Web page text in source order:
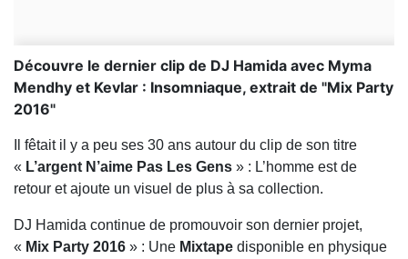
Découvre le dernier clip de DJ Hamida avec Myma
Mendhy et Kevlar : Insomniaque, extrait de "Mix Party
2016"
Il fêtait il y a peu ses 30 ans autour du clip de son titre
« L’argent N’aime Pas Les Gens » : L’homme est de
retour et ajoute un visuel de plus à sa collection.
DJ Hamida continue de promouvoir son dernier projet,
« Mix Party 2016 » : Une Mixtape disponible en physique